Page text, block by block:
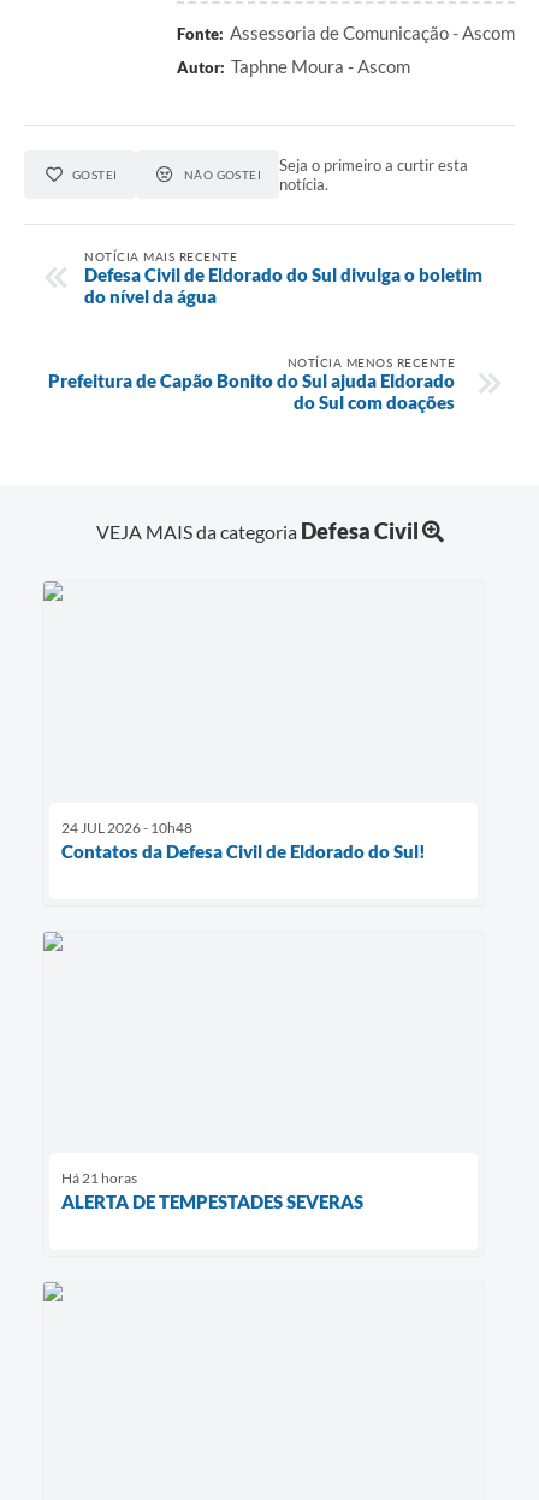
Fonte: Assessoria de Comunicação - Ascom
Autor: Taphne Moura - Ascom
GOSTEI NÃO GOSTEI
Seja o primeiro a curtir esta
notícia.
NOTÍCIA MAIS RECENTE
Defesa Civil de Eldorado do Sul divulga o boletim
do nível da água
NOTÍCIA MENOS RECENTE
Prefeitura de Capão Bonito do Sul ajuda Eldorado
do Sul com doações
VEJA MAIS da categoria Defesa Civil
24 JUL 2026 - 10h48
Contatos da Defesa Civil de Eldorado do Sul!
Há 21 horas
ALERTA DE TEMPESTADES SEVERAS